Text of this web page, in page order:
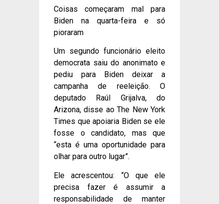
Coisas começaram mal para
Biden na quarta-feira e só
pioraram
Um segundo funcionário eleito
democrata saiu do anonimato e
pediu para Biden deixar a
campanha de reeleição. O
deputado Raúl Grijalva, do
Arizona, disse ao The New York
Times que apoiaria Biden se ele
fosse o candidato, mas que
“esta é uma oportunidade para
olhar para outro lugar”.
Ele acrescentou: “O que ele
precisa fazer é assumir a
responsabilidade de manter